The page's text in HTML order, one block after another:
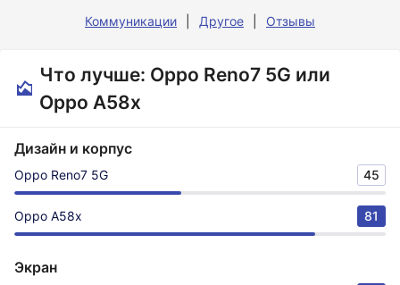
Коммуникации
Другое Отзывы
Что лучше: Oppo Reno7 5G или
Oppo A58x
Дизайн и корпус
Oppo Reno7 5G 45
Oppo A58x 81
Экран